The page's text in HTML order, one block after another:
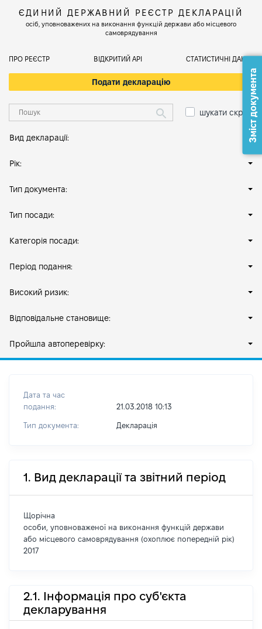
ЄДИНИЙ ДЕРЖАВНИЙ РЕЄСТР ДЕКЛАРАЦІЙ
осіб, уповноважених на виконання функцій держави або місцевого
самоврядування
ПРО РЕЄСТР ВІДКРИТИЙ АРІ СТАТИСТИЧНІ ДАНІ
Подати декларацію
шукати скрізь
Вид декларації:
Рік:
Тип документа:
Тип посади:
Категорія посади:
Період подання:
Високий ризик:
Відповідальне становище:
Пройшла автоперевірку:
Дата та час
подання:
21.03.2018 10:13
Тип документа: Декларація
1. Вид декларації та звітний період
Щорічна
особи, уповноваженої на виконання функцій держави
або місцевого самоврядування (охоплює попередній рік)
2017
2.1. Інформація про суб'єкта
декларування
Зміст документа